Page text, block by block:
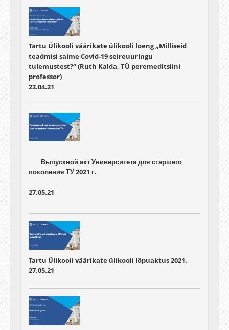
Tartu Ülikooli väärikate ülikooli loeng „Milliseid
teadmisi saime Covid-19 seireuuringu
tulemustest?“ (Ruth Kalda, TÜ peremeditsiini
professor)
22.04.21
27.05.21
Tartu Ülikooli väärikate ülikooli lõpuaktus 2021.
27.05.21